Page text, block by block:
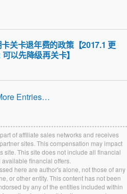
关卡退年费的政策【2017.1 更
以先降级再关卡】
Entries…
of affiliate sales networks and receives
sites. This compensation may impact
site. This site does not include all financial
financial offers.
here are author's alone, not those of any
or other entity. This content has not been
by any of the entities included within